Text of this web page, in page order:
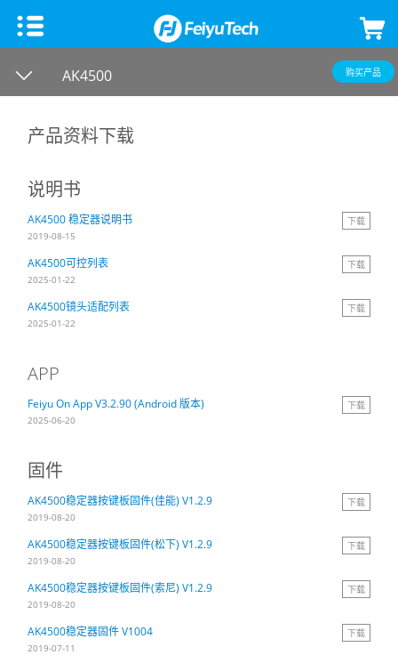
手机稳定器
飞宇蝎子Mini 3手机版
飞宇蝎子-Mini P
Vimble 3 SE
Vimble 3
VLOG pocket2
Vimble One
Vimble 2S
SPG2
微单单反稳定器
飞宇蝎子3
飞宇蝎子Mini 3 Pro
飞宇蝎子-Mini 2
飞宇蝎子 2
飞宇蝎子-Mini
飞宇蝎子-C
飞宇蝎子
AK2000C
Feiyu Pocket 3
Feiyu Pocket 2S
Feiyu Pocket 2
Feiyu Pocket
Vimble 2A
WG2X
WG2
飞宇无人机
云台教学
AK4500 购买产品
产品资料下载
说明书
AK4500 稳定器说明书
下载
2019-08-15
AK4500可控列表
下载
2025-01-22
AK4500镜头适配列表
下载
2025-01-22
APP
Feiyu On App V3.2.90 (Android 版本)
下载
2025-06-20
固件
AK4500稳定器按键板固件(佳能) V1.2.9
下载
2019-08-20
AK4500稳定器按键板固件(松下) V1.2.9
下载
2019-08-20
AK4500稳定器按键板固件(索尼) V1.2.9
下载
2019-08-20
AK4500稳定器固件 V1004
下载
2019-07-11